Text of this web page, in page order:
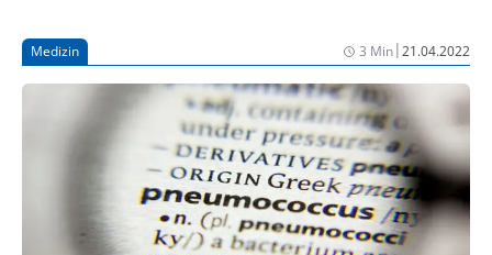
Medizin 3 Min|21.04.2022